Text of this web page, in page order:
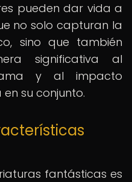
pueden dar vida a
no solo capturan la
sino que también
significativa al
y al impacto
su conjunto.
fantásticas es